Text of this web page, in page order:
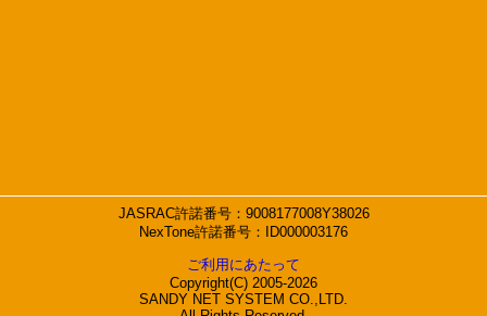
JASRAC許諾番号：9008177008Y38026
NexTone許諾番号：ID000003176
ご利用にあたって
Copyright(C) 2005-2026
SANDY NET SYSTEM CO.,LTD.